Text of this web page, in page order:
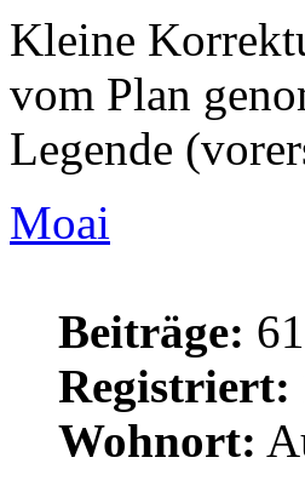
Kleine
vom Plan
Legende
Moai
Beiträge:
Registriert:
Wohnort: